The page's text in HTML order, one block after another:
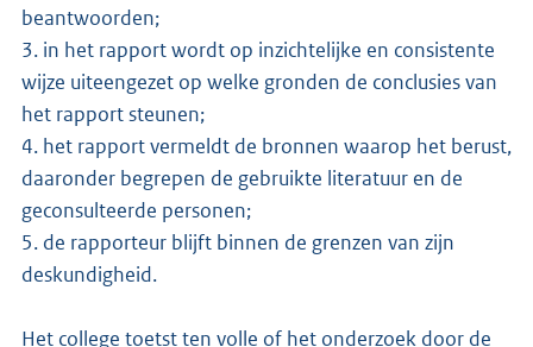
beantwoorden;
3. in het rapport wordt op inzichtelijke en consistente
wijze uiteengezet op welke gronden de conclusies van
het rapport steunen;
4. het rapport vermeldt de bronnen waarop het berust,
daaronder begrepen de gebruikte literatuur en de
geconsulteerde personen;
5. de rapporteur blijft binnen de grenzen van zijn
deskundigheid.
Het college toetst ten volle of het onderzoek door de